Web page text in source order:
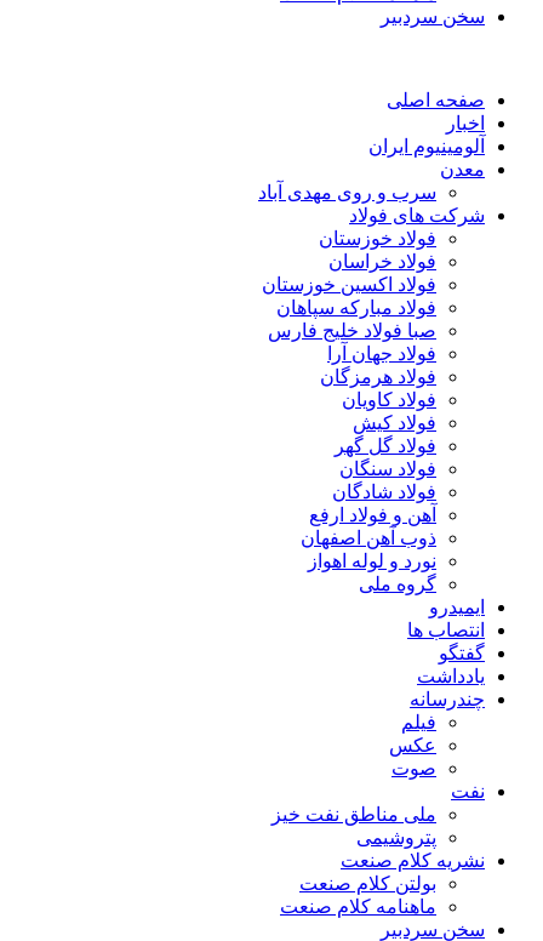
سخن سردبیر
صفحه اصلی
اخبار
آلومینیوم ایران
معدن
سرب و روی مهدی آباد
شرکت های فولاد
فولاد خوزستان
فولاد خراسان
فولاد اکسین خوزستان
فولاد مبارکه سپاهان
صبا فولاد خلیج فارس
فولاد جهان آرا
فولاد هرمزگان
فولاد کاویان
فولاد کیش
فولاد گل گهر
فولاد سنگان
فولاد شادگان
آهن و فولاد ارفع
ذوب آهن اصفهان
نورد و لوله اهواز
گروه ملی
ایمیدرو
انتصاب ها
گفتگو
یادداشت
چندرسانه
فیلم
عکس
صوت
نفت
ملی مناطق نفت خیز
پتروشیمی
نشریه کلام صنعت
بولتن کلام صنعت
ماهنامه کلام صنعت
سخن سردبیر